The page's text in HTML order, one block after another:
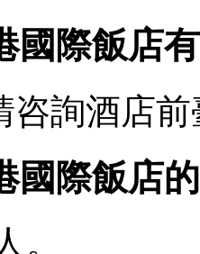
國際飯店
咨詢酒店前
國際飯店
。